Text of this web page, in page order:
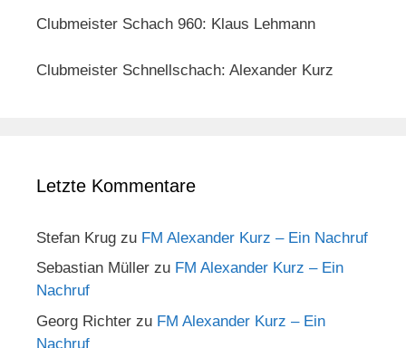
Clubmeister Schach 960: Klaus Lehmann
Clubmeister Schnellschach: Alexander Kurz
Letzte Kommentare
Stefan Krug zu FM Alexander Kurz – Ein Nachruf
Sebastian Müller zu FM Alexander Kurz – Ein
Nachruf
Georg Richter zu FM Alexander Kurz – Ein
Nachruf